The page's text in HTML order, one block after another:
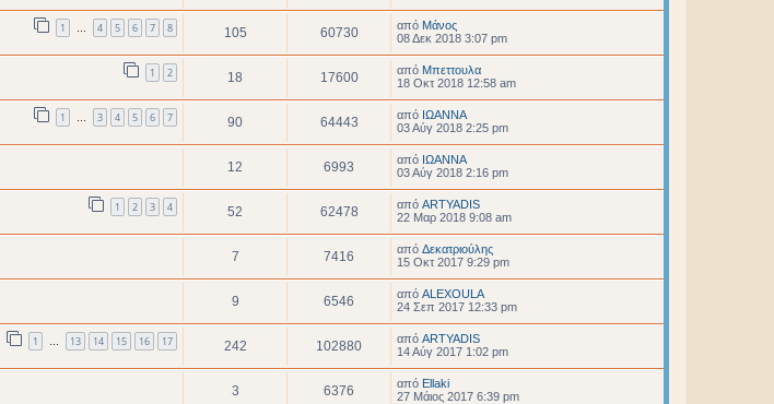
1 … 4 5 6 7 8 105 60730 από Μάνος
08 Δεκ 2018 3:07 pm
1 2 18 17600 από Μπεττουλα
18 Οκτ 2018 12:58 am
1 … 3 4 5 6 7 90 64443 από ΙΩΑΝΝΑ
03 Αύγ 2018 2:25 pm
12 6993 από ΙΩΑΝΝΑ
03 Αύγ 2018 2:16 pm
1 2 3 4 52 62478 από ARTYADIS
22 Μαρ 2018 9:08 am
7 7416 από Δεκατριούλης
15 Οκτ 2017 9:29 pm
9 6546 από ALEXOULA
24 Σεπ 2017 12:33 pm
1 … 13 14 15 16 17 242 102880 από ARTYADIS
14 Αύγ 2017 1:02 pm
3 6376 από Ellaki
27 Μάιος 2017 6:39 pm